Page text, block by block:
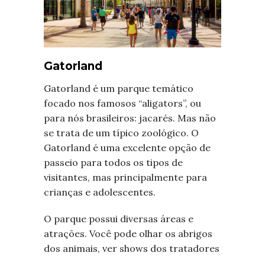
Gatorland
Gatorland é um parque temático
focado nos famosos “aligators”, ou
para nós brasileiros: jacarés. Mas não
se trata de um típico zoológico. O
Gatorland é uma excelente opção de
passeio para todos os tipos de
visitantes, mas principalmente para
crianças e adolescentes.
O parque possui diversas áreas e
atrações. Você pode olhar os abrigos
dos animais, ver shows dos tratadores